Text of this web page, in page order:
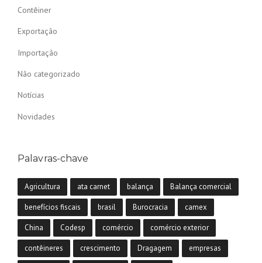
Contêiner
Exportação
Importação
Não categorizado
Notícias
Novidades
Palavras-chave
Agricultura ata carnet balança Balança comercial
benefícios fiscais brasil Burocracia camex
China Codesp comércio comércio exterior
contêineres crescimento Dragagem empresas